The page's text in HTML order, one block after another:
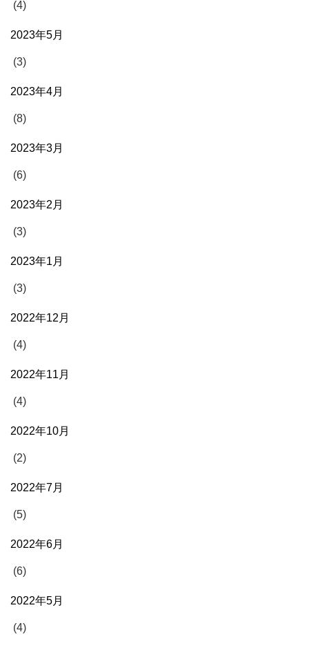
(4)
2023年5月
(3)
2023年4月
(8)
2023年3月
(6)
2023年2月
(3)
2023年1月
(3)
2022年12月
(4)
2022年11月
(4)
2022年10月
(2)
2022年7月
(5)
2022年6月
(6)
2022年5月
(4)